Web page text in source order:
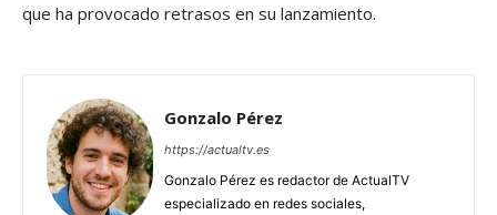
que ha provocado retrasos en su lanzamiento.
Gonzalo Pérez
https://actualtv.es
Gonzalo Pérez es redactor de ActualTV
especializado en redes sociales,